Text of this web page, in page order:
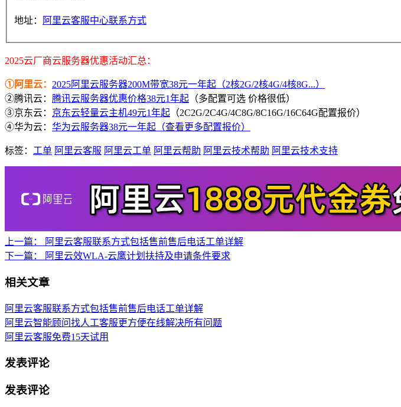
地址： 阿里云客服中心联系方式
2025云厂商云服务器优惠活动汇总：
①阿里云： 2025阿里云服务器200M带宽38元一年起（2核2G/2核4G/4核8G...）
②腾讯云： 腾讯云服务器优惠价格38元1年起 （多配置可选 价格很低）
③京东云： 京东云轻量云主机49元1年起 （2C2G/2C4G/4C8G/8C16G/16C64G配置报价）
④华为云： 华为云服务器38元一年起（查看更多配置报价）
标签： 工单 阿里云客服 阿里云工单 阿里云帮助 阿里云技术帮助 阿里云技术支持
上一篇：
阿里云客服联系方式包括售前售后电话工单详解
下一篇：
阿里云效WLA-云鹰计划扶持及申请条件要求
相关文章
阿里云客服联系方式包括售前售后电话工单详解
阿里云智能顾问找人工客服更方便在线解决所有问题
阿里云客服免费15天试用
发表评论
发表评论